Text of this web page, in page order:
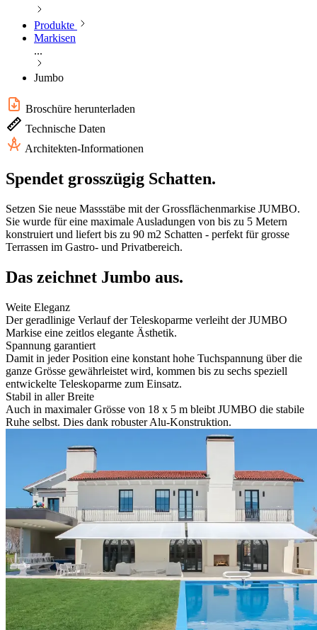
Produkte
Markisen
...
Jumbo
Broschüre herunterladen
Technische Daten
Architekten-Informationen
Spendet grosszügig Schatten.
Setzen Sie neue Massstäbe mit der Grossflächenmarkise JUMBO.
Sie wurde für eine maximale Ausladungen von bis zu 5 Metern
konstruiert und liefert bis zu 90 m2 Schatten - perfekt für grosse
Terrassen im Gastro- und Privatbereich.
Das zeichnet Jumbo aus.
Weite Eleganz
Der geradlinige Verlauf der Teleskoparme verleiht der JUMBO
Markise eine zeitlos elegante Ästhetik.
Spannung garantiert
Damit in jeder Position eine konstant hohe Tuchspannung über die
ganze Grösse gewährleistet wird, kommen bis zu sechs speziell
entwickelte Teleskoparme zum Einsatz.
Stabil in aller Breite
Auch in maximaler Grösse von 18 x 5 m bleibt JUMBO die stabile
Ruhe selbst. Dies dank robuster Alu-Konstruktion.